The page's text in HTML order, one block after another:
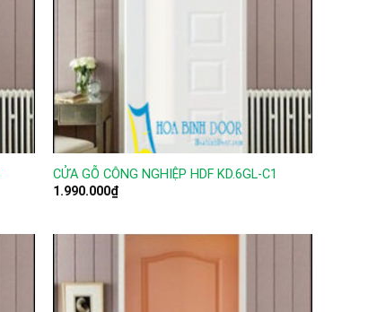
CỬA GỖ CÔNG NGHIỆP HDF KD.6GL-C1
1.990.000₫